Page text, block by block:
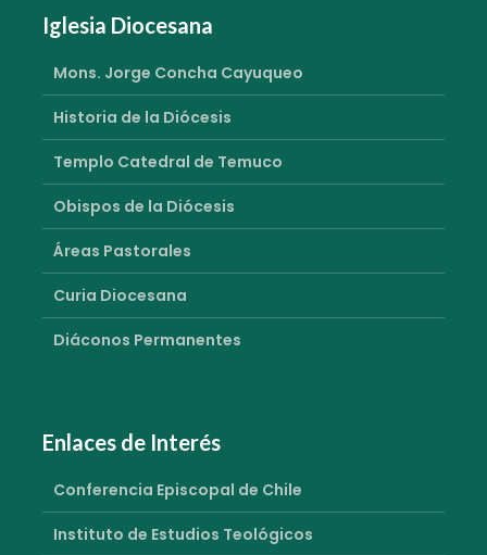
Iglesia Diocesana
Mons. Jorge Concha Cayuqueo
Historia de la Diócesis
Templo Catedral de Temuco
Obispos de la Diócesis
Áreas Pastorales
Curia Diocesana
Diáconos Permanentes
Enlaces de Interés
Conferencia Episcopal de Chile
Instituto de Estudios Teológicos